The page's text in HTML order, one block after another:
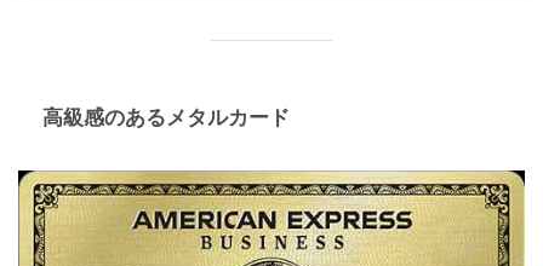
高級感のあるメタルカード